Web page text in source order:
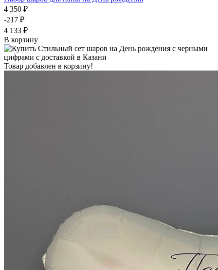
4 350 ₽
-217 ₽
4 133 ₽
В корзину
Товар добавлен в корзину!